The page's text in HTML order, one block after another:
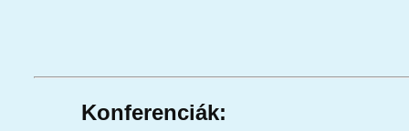
Konferenciák: